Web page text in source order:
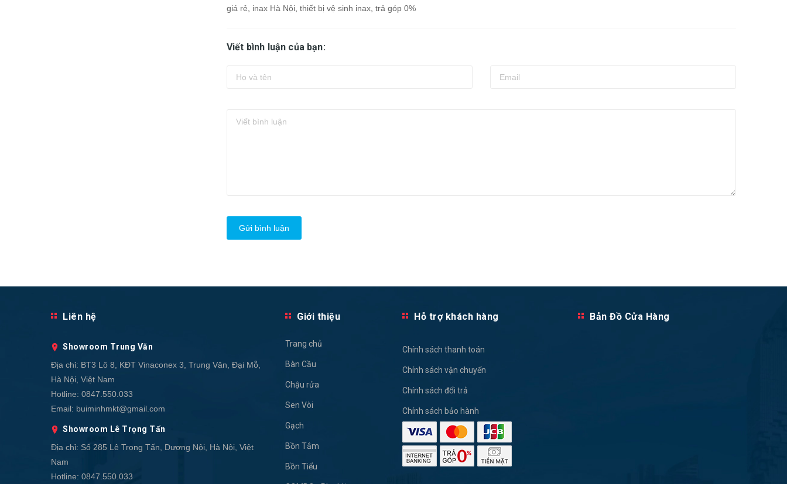
giá rẻ, inax Hà Nội, thiết bị vệ sinh inax, trả góp 0%
Viết bình luận của bạn:
Gửi bình luận
Liên hệ
Showroom Trung Văn
Địa chỉ: BT3 Lô 8, KĐT Vinaconex 3, Trung Văn, Đại Mỗ,
Hà Nội, Việt Nam
Hotline: 0847.550.033
Email: buiminhmkt@gmail.com
Showroom Lê Trọng Tấn
Địa chỉ: Số 285 Lê Trọng Tấn, Dương Nội, Hà Nội, Việt
Nam
Hotline: 0847.550.033
Giới thiệu
Trang chủ
Bàn Cầu
Chậu rửa
Sen Vòi
Gạch
Bồn Tắm
Bồn Tiểu
Hỗ trợ khách hàng
Chính sách thanh toán
Chính sách vận chuyển
Chính sách đổi trả
Chính sách bảo hành
Bản Đồ Cửa Hàng